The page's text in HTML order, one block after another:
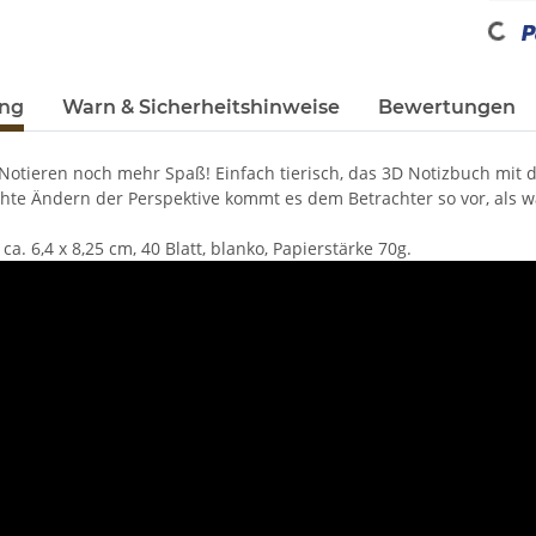
Warn & Sicherheitshinweise Bewertungen
noch mehr Spaß! Einfach tierisch, das 3D Notizbuch mit
Ändern der Perspektive kommt es dem Betrachter so vor, als
6,4 x 8,25 cm, 40 Blatt, blanko, Papierstärke 70g.